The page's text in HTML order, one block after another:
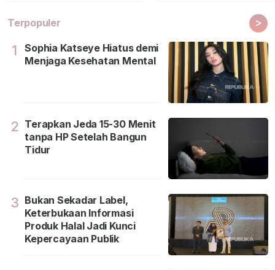
Terpopuler >
1
Sophia Katseye Hiatus demi
Menjaga Kesehatan Mental
2 Terapkan Jeda 15-30 Menit
tanpa HP Setelah Bangun
Tidur
3 Bukan Sekadar Label,
Keterbukaan Informasi
Produk Halal Jadi Kunci
Kepercayaan Publik